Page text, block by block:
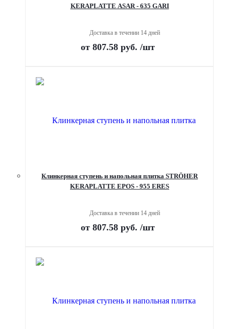
KERAPLATTE ASAR - 635 GARI
Доставка в течении 14 дней
от 807.58 руб. /шт
Клинкерная ступень и напольная плитка STRÖHER
KERAPLATTE EPOS - 955 ERES
Доставка в течении 14 дней
от 807.58 руб. /шт